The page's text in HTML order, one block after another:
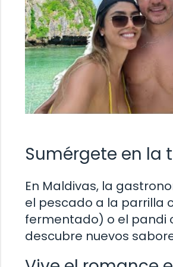
Sumérgete en la
En Maldivas, la
el pescado a la parrilla
fermentado) o el pandi
descubre nuevos